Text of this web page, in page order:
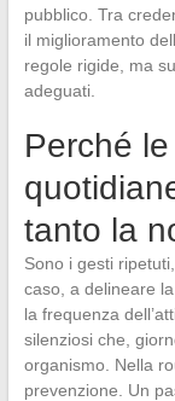
pubblico. Tra
il miglioramento
regole rigide, ma
adeguati.
Perché
tanto la
Sono i gesti
caso, a delineare
la frequenza
silenziosi che,
organismo. Nella
prevenzione. Un